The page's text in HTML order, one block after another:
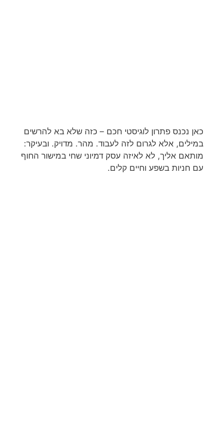
כאן נכנס פתרון לוגיסטי חכם – כזה שלא בא להרשים
במילים, אלא לגרום לזה לעבוד. מהר. מדויק. ובעיקר:
מותאם אליך, לא לאיזה עסק דמיוני שחי במישור החוף
עם חניות בשפע וחיים קלים.